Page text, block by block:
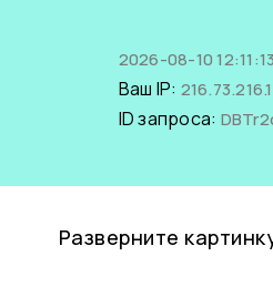
2026-08-10
Ваш IP:
ID запроса:
Разверните